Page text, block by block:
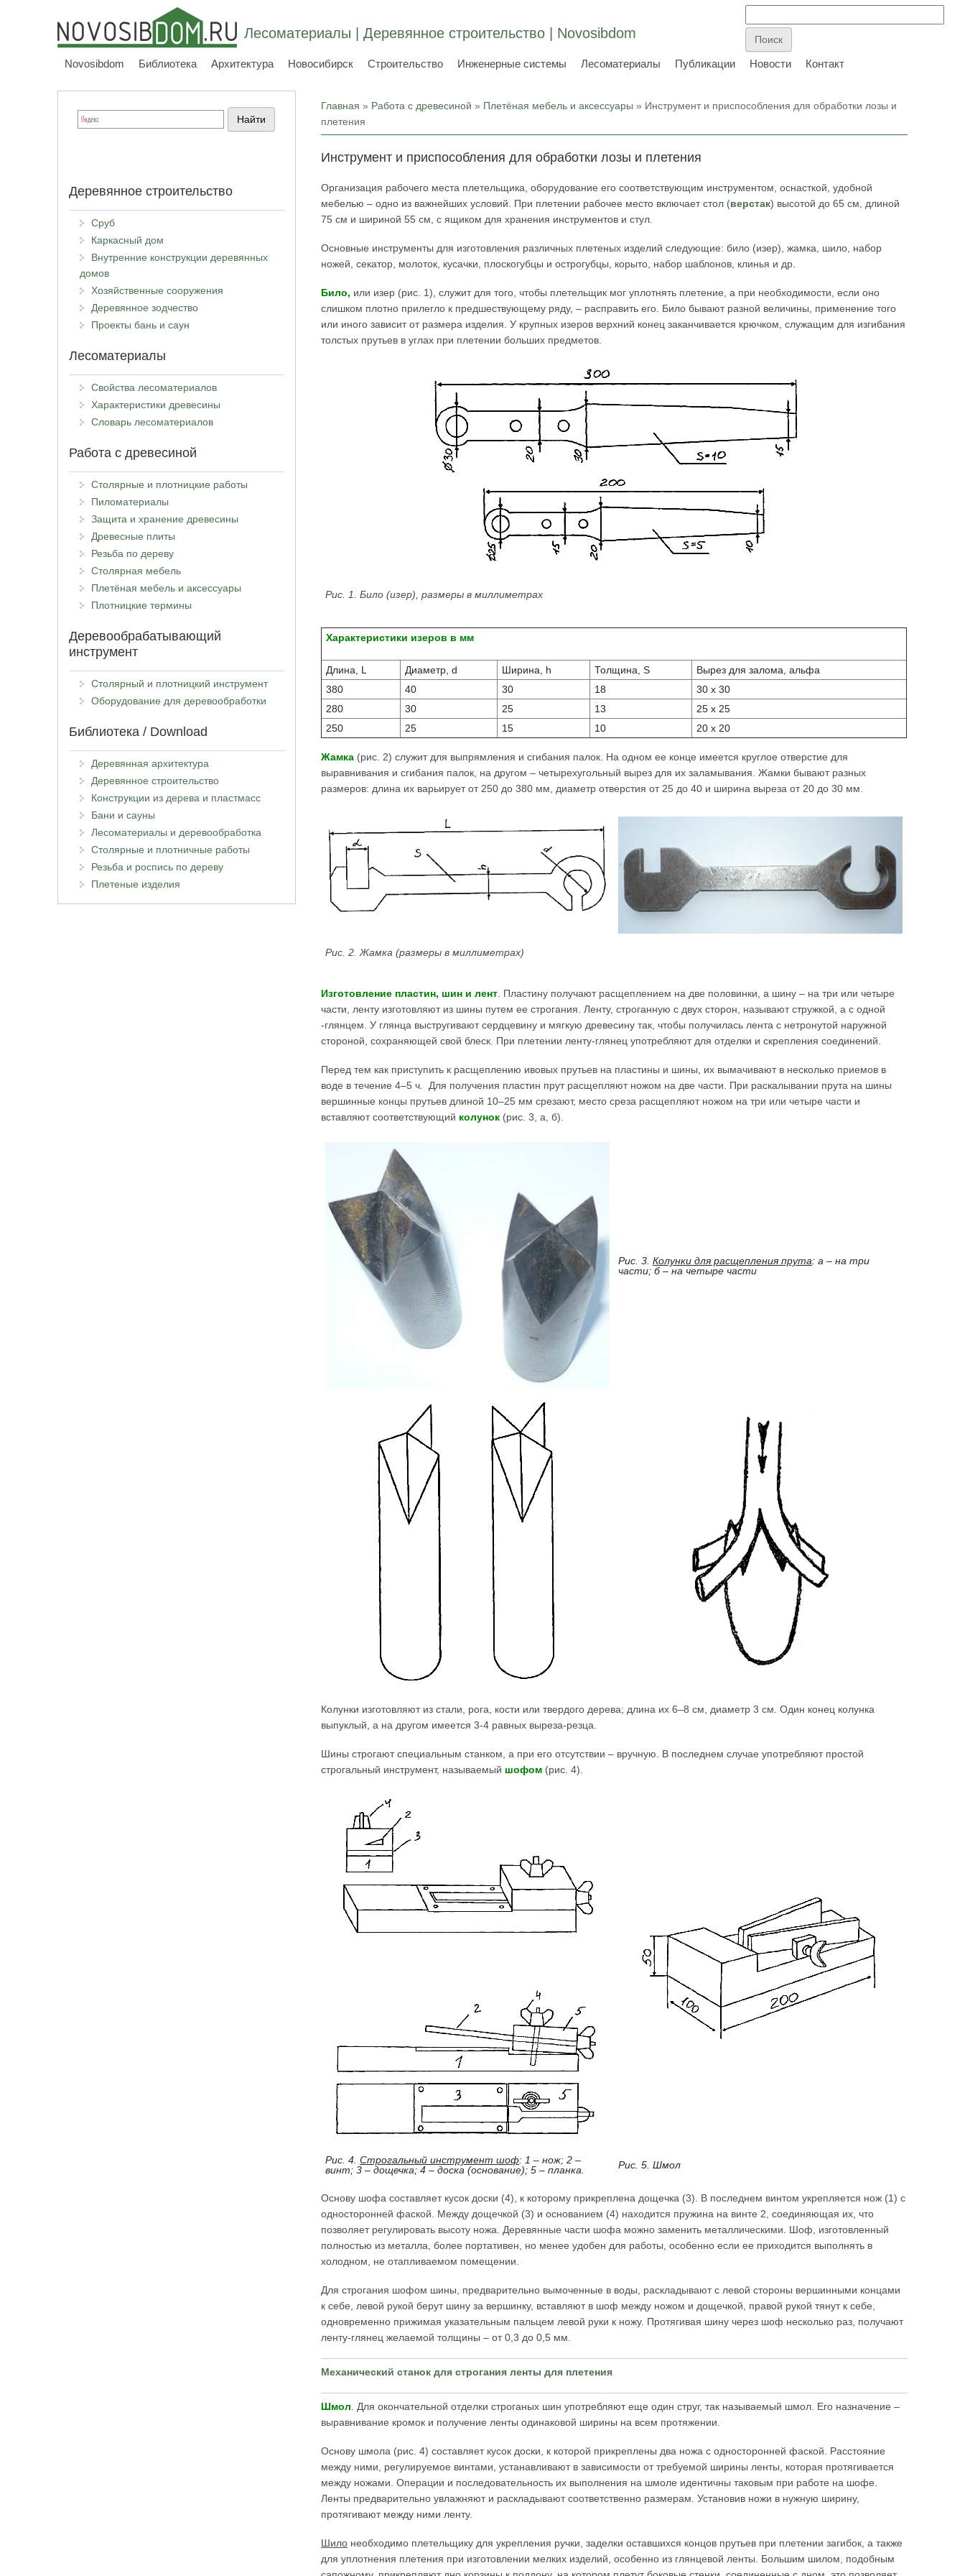
Лесоматериалы | Деревянное строительство | Novosibdom
Novosibdom Библиотека Архитектура Новосибирск Строительство Инженерные системы Лесоматериалы Публикации Новости Контакт
Вы здесь
Главная » Работа с древесиной » Плетёная мебель и аксессуары » Инструмент и приспособления для обработки лозы и
плетения
Инструмент и приспособления для обработки лозы и плетения
Организация рабочего места плетельщика, оборудование его соответствующим инструментом, оснасткой, удобной
мебелью – одно из важнейших условий. При плетении рабочее место включает стол (верстак) высотой до 65 см, длиной
75 см и шириной 55 см, с ящиком для хранения инструментов и стул.
Основные инструменты для изготовления различных плетеных изделий следующие: било (изер), жамка, шило, набор
ножей, секатор, молоток, кусачки, плоскогубцы и острогубцы, корыто, набор шаблонов, клинья и др.
Било, или изер (рис. 1), служит для того, чтобы плетельщик мог уплотнять плетение, а при необходимости, если оно
слишком плотно прилегло к предшествующему ряду, – расправить его. Било бывают разной величины, применение того
или иного зависит от размера изделия. У крупных изеров верхний конец заканчивается крючком, служащим для изгибания
толстых прутьев в углах при плетении больших предметов.
Рис. 1. Било (изер), размеры в миллиметрах
Характеристики изеров в мм
Длина, L Диаметр, d Ширина, h Толщина, S
Вырез для залома, альфа
380
40 30 18
30 х 30
280
30 25 13
25 х 25
250
25 15 10 20 х 20
Жамка (рис. 2) служит для выпрямления и сгибания палок. На одном ее конце имеется круглое отверстие для
выравнивания и сгибания палок, на другом – четырехугольный вырез для их заламывания. Жамки бывают разных
размеров: длина их варьирует от 250 до 380 мм, диаметр отверстия от 25 до 40 и ширина выреза от 20 до 30 мм.
Рис. 2. Жамка (размеры в миллиметрах)
Изготовление пластин, шин и лент . Пластину получают расщеплением на две половинки, а шину – на три или четыре
части, ленту изготовляют из шины путем ее строгания. Ленту, строганную с двух сторон, называют стружкой, а с одной
-глянцем. У глянца выстругивают сердцевину и мягкую древесину так, чтобы получилась лента с нетронутой наружной
стороной, сохраняющей свой блеск. При плетении ленту-глянец употребляют для отделки и скрепления соединений.
Перед тем как приступить к расщеплению ивовых прутьев на пластины и шины, их вымачивают в несколько приемов в
воде в течение 4–5 ч. Для получения пластин прут расщепляют ножом на две части. При раскалывании прута на шины
вершинные концы прутьев длиной 10–25 мм срезают, место среза расщепляют ножом на три или четыре части и
вставляют соответствующий колунок (рис. 3, а, б).
Рис. 3.Колунки для расщепления прута: а – на три
части; б – на четыре части
Колунки изготовляют из стали, рога, кости или твердого дерева; длина их 6–8 см, диаметр 3 см. Один конец колунка
выпуклый, а на другом имеется 3-4 равных выреза-резца.
Шины строгают специальным станком, а при его отсутствии – вручную. В последнем случае употребляют простой
строгальный инструмент, называемый шофом (рис. 4).
Рис. 4.Строгальный инструмент шоф: 1 – нож; 2 –
винт; 3 – дощечка; 4 – доска (основание); 5 – планка.
Рис. 5. Шмол
Основу шофа составляет кусок доски (4), к которому прикреплена дощечка (3). В последнем винтом укрепляется нож (1) с
односторонней фаской. Между дощечкой (3) и основанием (4) находится пружина на винте 2, соединяющая их, что
позволяет регулировать высоту ножа. Деревянные части шофа можно заменить металлическими. Шоф, изготовленный
полностью из металла, более портативен, но менее удобен для работы, особенно если ее приходится выполнять в
холодном, не отапливаемом помещении.
Для строгания шофом шины, предварительно вымоченные в воды, раскладывают с левой стороны вершинными концами
к себе, левой рукой берут шину за вершинку, вставляют в шоф между ножом и дощечкой, правой рукой тянут к себе,
одновременно прижимая указательным пальцем левой руки к ножу. Протягивая шину через шоф несколько раз, получают
ленту-глянец желаемой толщины – от 0,3 до 0,5 мм.
Механический станок для строгания ленты для плетения
Шмол . Для окончательной отделки строганых шин употребляют еще один струг, так называемый шмол. Его назначение –
выравнивание кромок и получение ленты одинаковой ширины на всем протяжении.
Основу шмола (рис. 4) составляет кусок доски, к которой прикреплены два ножа с односторонней фаской. Расстояние
между ними, регулируемое винтами, устанавливают в зависимости от требуемой ширины ленты, которая протягивается
между ножами. Операции и последовательность их выполнения на шмоле идентичны таковым при работе на шофе.
Ленты предварительно увлажняют и раскладывают соответственно размерам. Установив ножи в нужную ширину,
протягивают между ними ленту.
Шило необходимо плетельщику для укрепления ручки, заделки оставшихся концов прутьев при плетении загибок, а также
для уплотнения плетения при изготовлении мелких изделий, особенно из глянцевой ленты. Большим шилом, подобным
Деревянное строительство
Сруб
Каркасный дом
Внутренние конструкции деревянных
домов
Хозяйственные сооружения
Деревянное зодчество
Проекты бань и саун
Лесоматериалы
Свойства лесоматериалов
Характеристики древесины
Словарь лесоматериалов
Работа с древесиной
Столярные и плотницкие работы
Пиломатериалы
Защита и хранение древесины
Древесные плиты
Резьба по дереву
Столярная мебель
Плетёная мебель и аксессуары
Плотницкие термины
Деревообрабатывающий
инструмент
Столярный и плотницкий инструмент
Оборудование для деревообработки
Библиотека / Download
Деревянная архитектура
Деревянное строительство
Конструкции из дерева и пластмасс
Бани и сауны
Лесоматериалы и деревообработка
Столярные и плотничные работы
Резьба и роспись по дереву
Плетеные изделия